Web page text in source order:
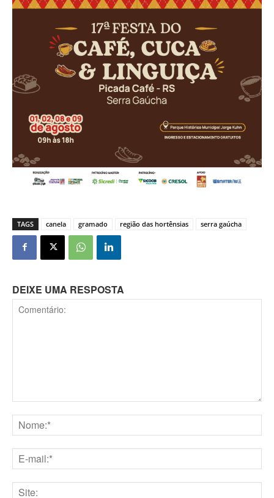
TAGS canela gramado região das hortênsias serra gaúcha
DEIXE UMA RESPOSTA
mail:*